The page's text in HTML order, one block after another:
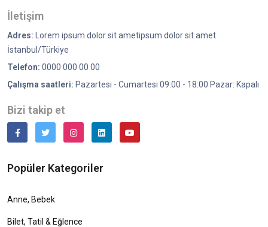
İletişim
Adres: Lorem ipsum dolor sit ametipsum dolor sit amet
İstanbul/Türkiye
Telefon: 0000 000 00 00
Çalışma saatleri: Pazartesi - Cumartesi 09:00 - 18:00 Pazar: Kapalı
Bizi takip et
Popüler Kategoriler
Anne, Bebek
Bilet, Tatil & Eğlence